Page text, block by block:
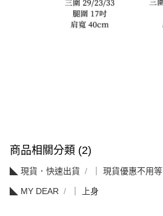
商品相關分類 (2)
◣ 現貨．快速出貨 ｜ 現貨優惠不用等
◣ MY DEAR ｜ 上身